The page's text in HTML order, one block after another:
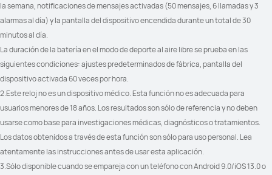
Notificaciones de mensajes
Respuesta a SMS*
Respuesta a mensajes de redes
(*Solo compatible con Android)
Notificaciones de mensajes
Respuesta a SMS*
Respuesta a mensajes de redes
(*Solo compatible con Android)
la semana, notificaciones de mensajes activadas (50 mensajes, 6 llamadas y 3
alarmas al día) y la pantalla del dispositivo encendida durante un total de 30
minutos al día.
La duración de la batería en el modo de deporte al aire libre se prueba en las
siguientes condiciones: ajustes predeterminados de fábrica, pantalla del
dispositivo activada 60 veces por hora.
2.Este reloj no es un dispositivo médico. Esta función no es adecuada para
usuarios menores de 18 años. Los resultados son sólo de referencia y no deben
usarse como base para investigaciones médicas, diagnósticos o tratamientos.
Los datos obtenidos a través de esta función son sólo para uso personal. Lea
atentamente las instrucciones antes de usar esta aplicación.
3.Sólo disponible cuando se empareja con un teléfono con Android 9.0/iOS 13.0 o